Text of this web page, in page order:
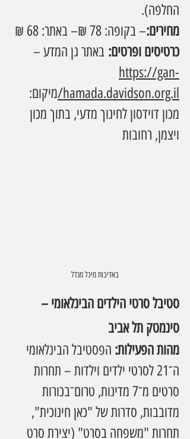
החלפה).
מחירים:– בקופה: 78 ₪– באתר: 68 ₪
כרטיסים ופרטים: באתר גן המדע –
https://gan-
hamada.davidson.org.il/ מיקום:
מכון דוידסון לחינוך מדעי, בתוך מכון
ויצמן, רחובות
באדיבות מיכל מנדל
סטיבל סרטי הילדים הבינלאומי –
סינמטק תל אביב
מהות הפעילות: הפסטיבל הבינלאומי
ה־21 לסרטי ילדים וילדות – תחרות
סרטים מ־7 מדינות, טרום־בכורות
מדובבות, סדרות של "כאן חינוכית",
תחרות "משפחה בסרט" (יצירת סרט